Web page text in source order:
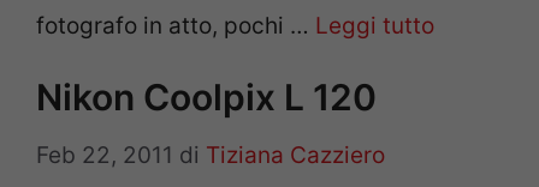
fotografo in atto, pochi … Leggi tutto
Nikon Coolpix L 120
Feb 22, 2011 di Tiziana Cazziero